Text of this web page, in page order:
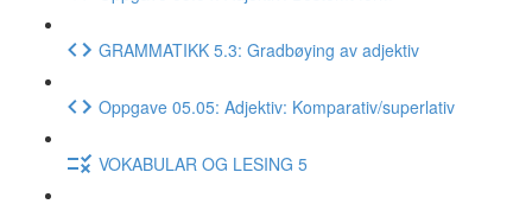
GRAMMATIKK 5.3: Gradbøying av adjektiv
Oppgave 05.05: Adjektiv: Komparativ/superlativ
VOKABULAR OG LESING 5